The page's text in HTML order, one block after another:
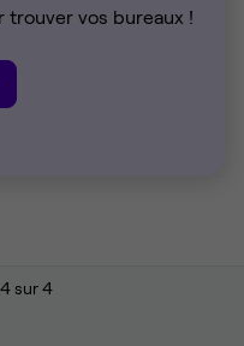
trouver vos bureaux !
sur 4